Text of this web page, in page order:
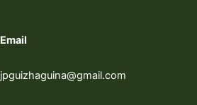
Email
jpguizhaguina@gmail.com